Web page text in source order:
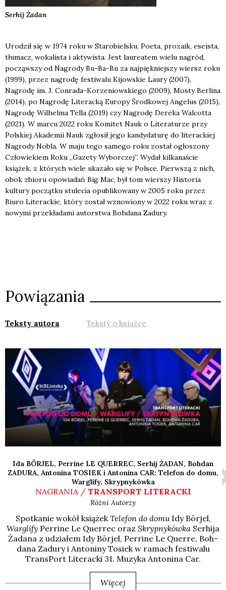
Serhij Żadan
Urodził się w 1974 roku w Starobielsku. Poeta, prozaik, eseista,
tłumacz, wokalista i aktywista. Jest laureatem wielu nagród,
począwszy od Nagrody Bu-Ba-Bu za najpiękniejszy wiersz roku
(1999), przez nagrodę festiwalu Kijowskie Laury (2007),
Nagrodę im. J. Conrada-Korzeniowskiego (2009), Mosty Berlina
(2014), po Nagrodę Literacką Europy Środkowej Angelus (2015),
Nagrodę Wilhelma Tella (2019) czy Nagrodę Dereka Walcotta
(2021). W marcu 2022 roku Komitet Nauk o Literaturze przy
Polskiej Akademii Nauk zgłosił jego kandydaturę do literackiej
Nagrody Nobla. W maju tego samego roku został ogłoszony
Człowiekiem Roku „Gazety Wyborczej”. Wydał kilkanaście
książek, z których wiele ukazało się w Polsce. Pierwszą z nich,
obok zbioru opowiadań Big Mac, był tom wierszyHistoria
kultury początku stulecia opublikowany w 2005 roku przez
Biuro Literackie, który został wznowiony w 2022 roku wraz z
nowymi przekładami autorstwa Bohdana Zadury.
Powiązania
Teksty autora Teksty o książce
Ida BÖRJEL, Perrine LE QUERREC, Serhij ŻADAN, Bohdan
ZADURA, Antonina TOSIEK i Antonina CAR: Telefon do domu,
Warglify, Skrypnykówka
NAGRANIA / TRANSPORT LITERACKI
Różni Autorzy
Spo­tka­nie wokół ksią­żek Tele­fon do domuIdy Bör­jel,
War­gli­fy Per­ri­ne Le Quer­rec oraz Skryp­ny­ków­ka Ser­hi­ja
Żada­na z udzia­łem Idy Bör­jel, Per­ri­ne Le Quer­re, Boh­
da­na Zadu­ry i Anto­ni­ny Tosiek w ramach festi­wa­lu
Trans­Port Lite­rac­ki 31. Muzy­ka Anto­ni­na Car.
Więcej